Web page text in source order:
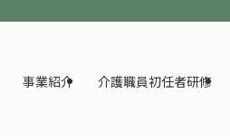
事業紹介 介護職員初任者研修